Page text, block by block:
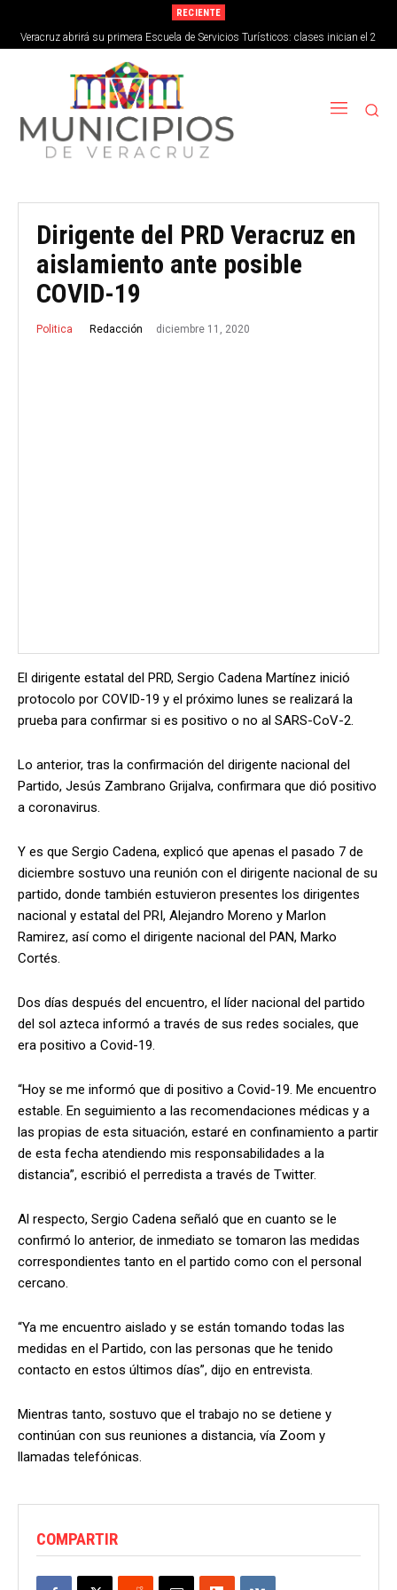
RECIENTE
Veracruz abrirá su primera Escuela de Servicios Turísticos: clases inician el 2
de septiembre
Dirigente del PRD Veracruz en
aislamiento ante posible
COVID-19
Politica Redacción diciembre 11, 2020
El dirigente estatal del PRD, Sergio Cadena Martínez inició
protocolo por COVID-19 y el próximo lunes se realizará la
prueba para confirmar si es positivo o no al SARS-CoV-2.
Lo anterior, tras la confirmación del dirigente nacional del
Partido, Jesús Zambrano Grijalva, confirmara que dió positivo
a coronavirus.
Y es que Sergio Cadena, explicó que apenas el pasado 7 de
diciembre sostuvo una reunión con el dirigente nacional de su
partido, donde también estuvieron presentes los dirigentes
nacional y estatal del PRI, Alejandro Moreno y Marlon
Ramirez, así como el dirigente nacional del PAN, Marko
Cortés.
Dos días después del encuentro, el líder nacional del partido
del sol azteca informó a través de sus redes sociales, que
era positivo a Covid-19.
“Hoy se me informó que di positivo a Covid-19. Me encuentro
estable. En seguimiento a las recomendaciones médicas y a
las propias de esta situación, estaré en confinamiento a partir
de esta fecha atendiendo mis responsabilidades a la
distancia”, escribió el perredista a través de Twitter.
Al respecto, Sergio Cadena señaló que en cuanto se le
confirmó lo anterior, de inmediato se tomaron las medidas
correspondientes tanto en el partido como con el personal
cercano.
“Ya me encuentro aislado y se están tomando todas las
medidas en el Partido, con las personas que he tenido
contacto en estos últimos días”, dijo en entrevista.
Mientras tanto, sostuvo que el trabajo no se detiene y
continúan con sus reuniones a distancia, vía Zoom y
llamadas telefónicas.
COMPARTIR